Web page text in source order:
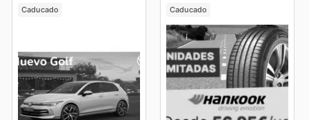
Caducado Caducado